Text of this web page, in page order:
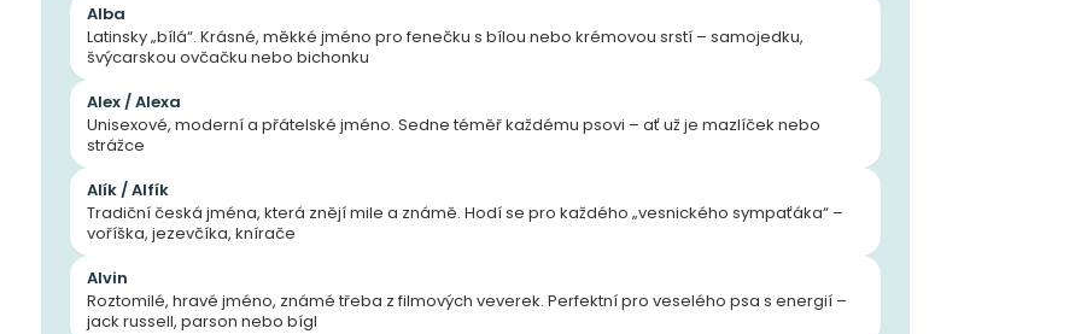
Alba
Latinsky „bílá“. Krásné, měkké jméno pro fenečku s bílou nebo krémovou srstí – samojedku,
švýcarskou ovčačku nebo bichonku
Alex / Alexa
Unisexové, moderní a přátelské jméno. Sedne téměř každému psovi – ať už je mazlíček nebo
strážce
Alík / Alfík
Tradiční česká jména, která znějí mile a známě. Hodí se pro každého „vesnického sympaťáka“ –
voříška, jezevčíka, knírače
Alvin
Roztomilé, hravé jméno, známé třeba z filmových veverek. Perfektní pro veselého psa s energií –
jack russell, parson nebo bígl